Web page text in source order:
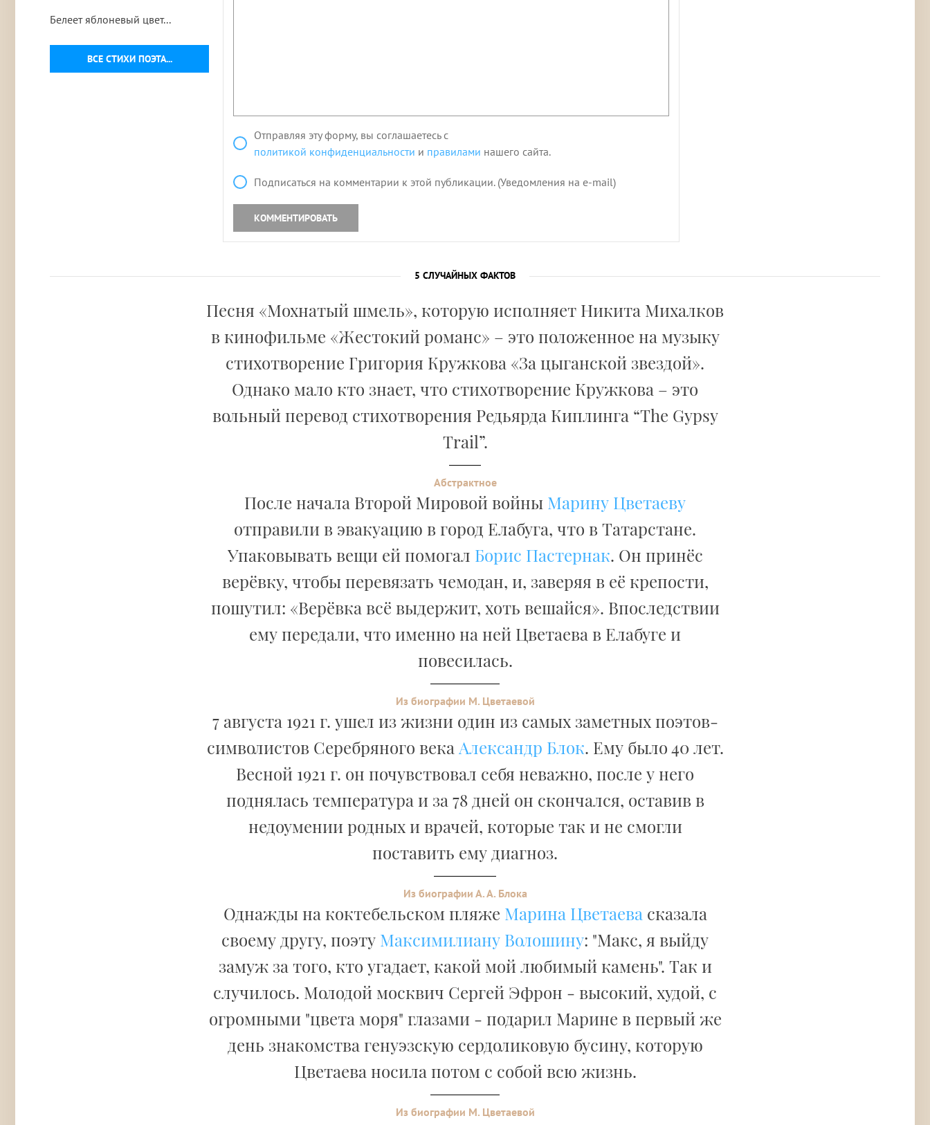
ВСЕ СТИХИ ПОЭТА...
Белеет яблоневый цвет...
Отправляя эту форму, вы соглашаетесь с
политикой конфиденциальности и правилами нашего сайта.
Подписаться на комментарии к этой публикации. (Уведомления на e-mail)
КОММЕНТИРОВАТЬ
5 СЛУЧАЙНЫХ ФАКТОВ
Песня «Мохнатый шмель», которую исполняет Никита Михалков
в кинофильме «Жестокий романс» – это положенное на музыку
стихотворение Григория Кружкова «За цыганской звездой».
Однако мало кто знает, что стихотворение Кружкова – это
вольный перевод стихотворения Редьярда Киплинга “The Gypsy
Trail”.
Абстрактное
После начала Второй Мировой войны Марину Цветаеву
отправили в эвакуацию в город Елабуга, что в Татарстане.
Упаковывать вещи ей помогал Борис Пастернак. Он принёс
верёвку, чтобы перевязать чемодан, и, заверяя в её крепости,
пошутил: «Верёвка всё выдержит, хоть вешайся». Впоследствии
ему передали, что именно на ней Цветаева в Елабуге и
повесилась.
Из биографии М. Цветаевой
7 августа 1921 г. ушел из жизни один из самых заметных поэтов-
символистов Серебряного века Александр Блок. Ему было 40 лет.
Весной 1921 г. он почувствовал себя неважно, после у него
поднялась температура и за 78 дней он скончался, оставив в
недоумении родных и врачей, которые так и не смогли
поставить ему диагноз.
Из биографии А. А. Блока
Однажды на коктебельском пляже Марина Цветаева сказала
своему другу, поэту Максимилиану Волошину: "Макс, я выйду
замуж за того, кто угадает, какой мой любимый камень". Так и
случилось. Молодой москвич Сергей Эфрон - высокий, худой, с
огромными "цвета моря" глазами - подарил Марине в первый же
день знакомства генуэзскую сердоликовую бусину, которую
Цветаева носила потом с собой всю жизнь.
Из биографии М. Цветаевой